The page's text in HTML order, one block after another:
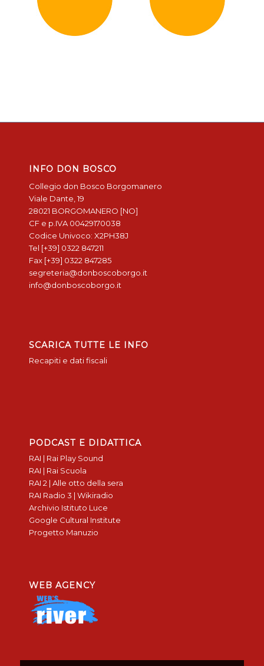
INFO DON BOSCO
Collegio don Bosco Borgomanero
Viale Dante, 19
28021 BORGOMANERO [NO]
CF e p.IVA 00429170038
Codice Univoco: X2PH38J
Tel [+39] 0322 847211
Fax [+39] 0322 847285
segreteria@donboscoborgo.it
info@donboscoborgo.it
SCARICA TUTTE LE INFO
Recapiti e dati fiscali
PODCAST E DIDATTICA
RAI | Rai Play Sound
RAI | Rai Scuola
RAI 2 | Alle otto della sera
RAI Radio 3 | Wikiradio
Archivio Istituto Luce
Google Cultural Institute
Progetto Manuzio
WEB AGENCY